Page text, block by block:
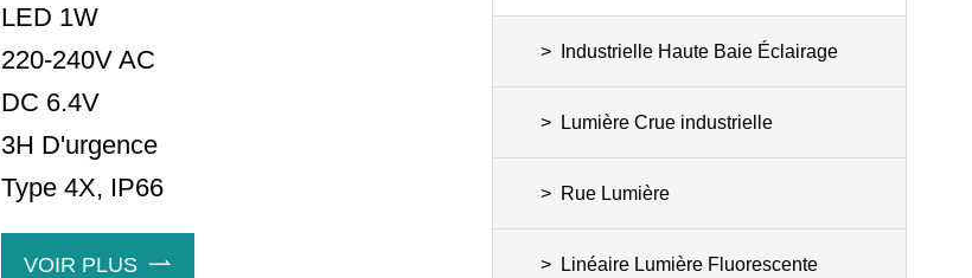
LED 1W
220-240V AC
DC 6.4V
3H D'urgence
Type 4X, IP66
VOIR PLUS 
Industrielle Haute Baie Éclairage
Lumière Crue industrielle
Rue Lumière
Linéaire Lumière Fluorescente